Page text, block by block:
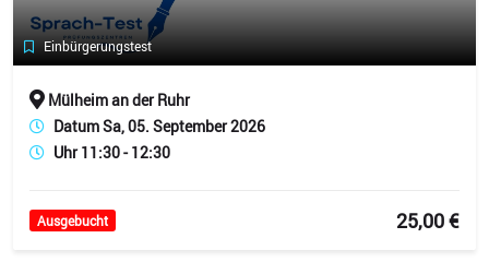
Einbürgerungstest
Mülheim an der Ruhr
Datum Sa, 05. September 2026
Uhr 11:30 - 12:30
Ausgebucht 25,00 €